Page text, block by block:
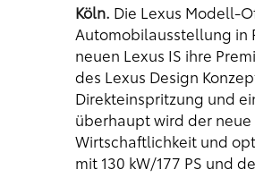
Köln. Die Lexus Modell-
Automobilausstellung in
neuen Lexus IS ihre
des Lexus Design
Direkteinspritzung und
überhaupt wird der
Wirtschaftlichkeit und
mit 130 kW/177 PS und